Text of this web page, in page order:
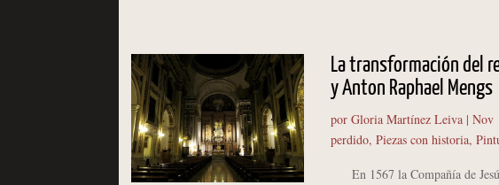
La transformación del
y Anton Raphael Mengs
por Gloria Martínez Leiva| Nov
perdido, Piezas con historia,
En 1567 la Compañía de